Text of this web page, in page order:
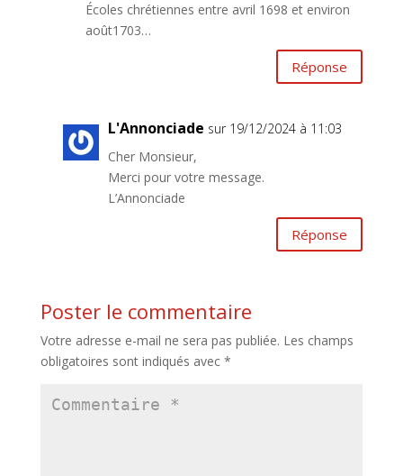
Écoles chrétiennes entre avril 1698 et environ
août1703…
Réponse
L'Annonciade sur 19/12/2024 à 11:03
Cher Monsieur,
Merci pour votre message.
L’Annonciade
Réponse
Poster le commentaire
Votre adresse e-mail ne sera pas publiée. Les champs
obligatoires sont indiqués avec *